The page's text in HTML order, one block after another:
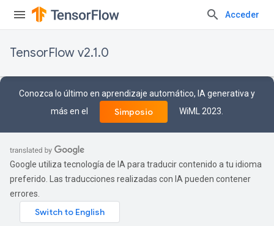
Acceder
TensorFlow v2.1.0
Conozca lo último en aprendizaje automático, IA generativa y
más en el
Simposio WiML 2023.
Google utiliza tecnología de IA para traducir contenido a tu idioma
preferido. Las traducciones realizadas con IA pueden contener
errores.